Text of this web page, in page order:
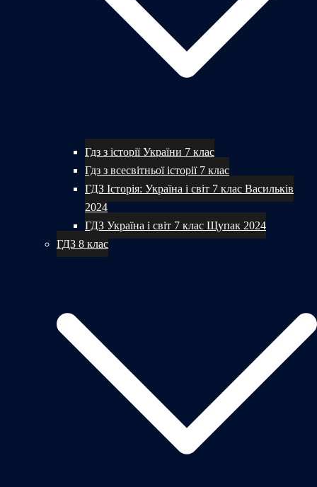
Гдз з історії України 7 клас
Гдз з всесвітньої історії 7 клас
ГДЗ Історія: Україна і світ 7 клас Васильків
2024
ГДЗ Україна і світ 7 клас Щупак 2024
ГДЗ 8 клас